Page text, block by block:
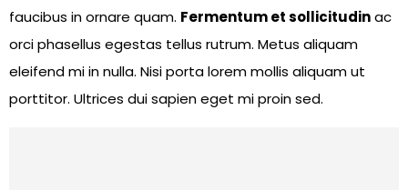
faucibus in ornare quam. Fermentum et sollicitudinac
orci phasellus egestas tellus rutrum. Metus aliquam
eleifend mi in nulla. Nisi porta lorem mollis aliquam ut
porttitor. Ultrices dui sapien eget mi proin sed.